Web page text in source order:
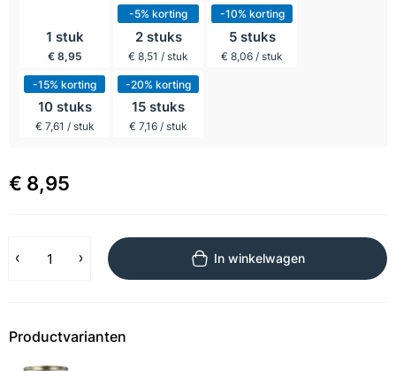
1 stuk
€ 8,95
-5% korting
2 stuks
€ 8,51 / stuk
-10% korting
5 stuks
€ 8,06 / stuk
-15% korting
10 stuks
€ 7,61 / stuk
-20% korting
15 stuks
€ 7,16 / stuk
€ 8,95
In winkelwagen
Productvarianten